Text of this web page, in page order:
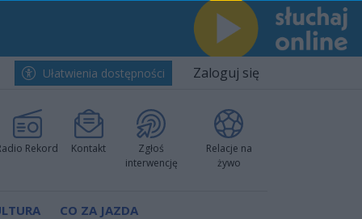
Ułatwienia dostępności Zaloguj się
Rekord Kontakt
Zgłoś
interwencję
Relacje na
żywo
CO ZA JAZDA